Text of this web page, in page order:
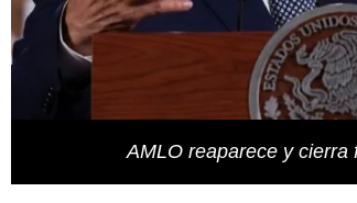
AMLO reaparece y